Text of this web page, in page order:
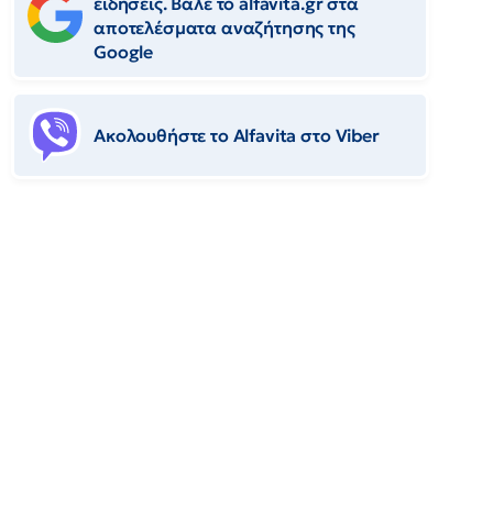
αποτελέσματα αναζήτησης της
Google
Ακολουθήστε το Αlfavita στο Viber